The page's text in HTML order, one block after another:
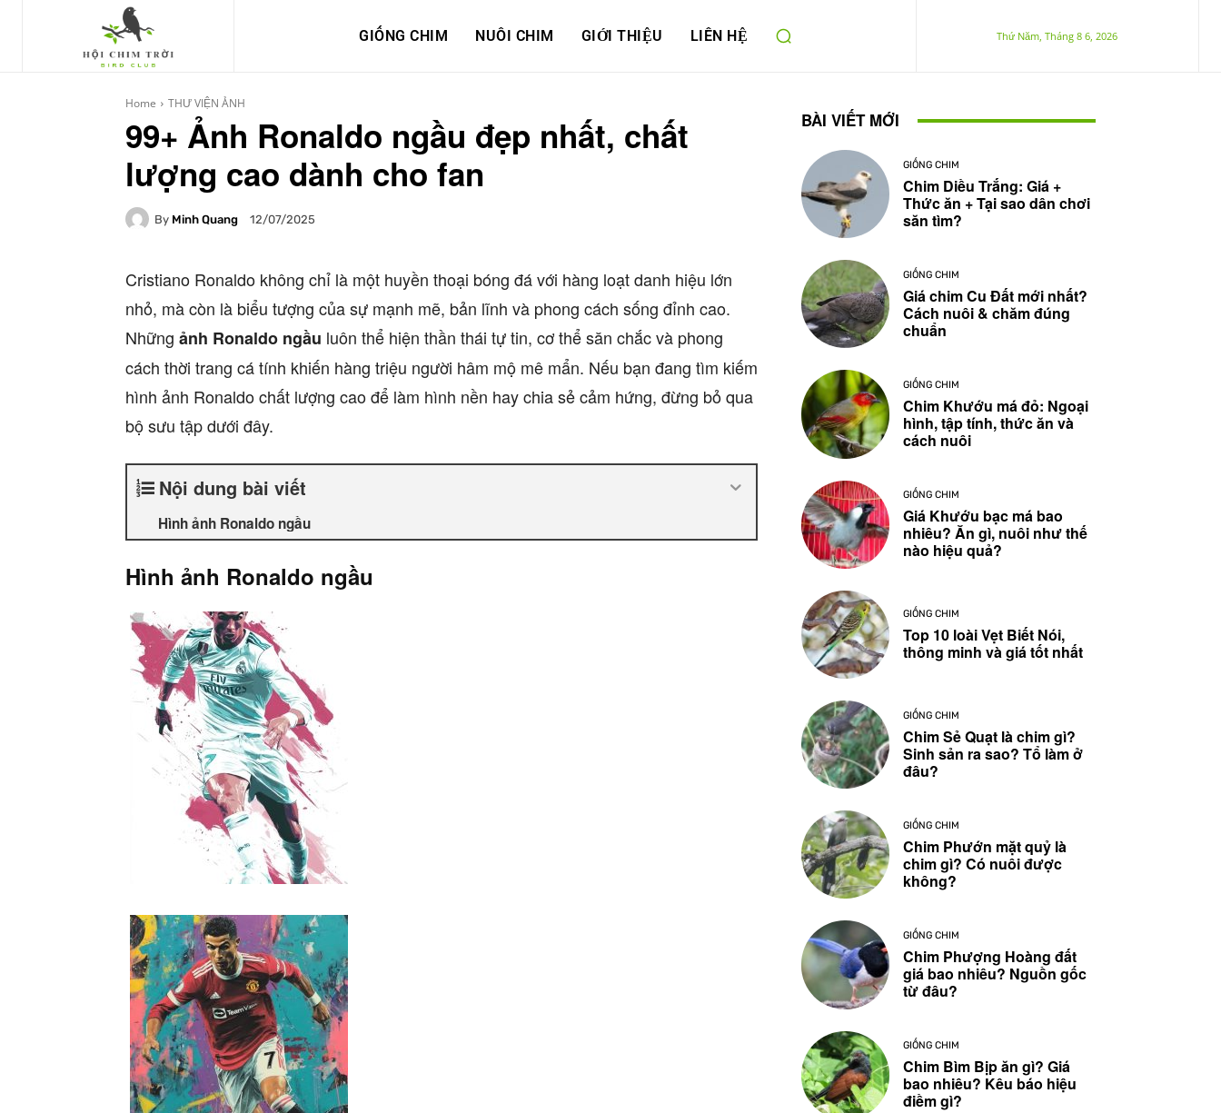
GIỐNG CHIM NUÔI CHIM GIỚI THIỆU LIÊN HỆ Thứ Năm, Tháng 8 6, 2026
Home THƯ VIỆN ẢNH
99+ Ảnh Ronaldo ngầu đẹp nhất, chất
lượng cao dành cho fan
By Minh Quang 12/07/2025
Cristiano Ronaldo không chỉ là một huyền thoại bóng đá với hàng loạt danh hiệu lớn
nhỏ, mà còn là biểu tượng của sự mạnh mẽ, bản lĩnh và phong cách sống đỉnh cao.
Những ảnh Ronaldo ngầu luôn thể hiện thần thái tự tin, cơ thể săn chắc và phong
cách thời trang cá tính khiến hàng triệu người hâm mộ mê mẩn. Nếu bạn đang tìm kiếm
hình ảnh Ronaldo chất lượng cao để làm hình nền hay chia sẻ cảm hứng, đừng bỏ qua
bộ sưu tập dưới đây.
Nội dung bài viết
Hình ảnh Ronaldo ngầu
Hình ảnh Ronaldo ngầu
BÀI VIẾT MỚI
GIỐNG CHIM
Chim Diều Trắng: Giá +
Thức ăn + Tại sao dân chơi
săn tìm?
GIỐNG CHIM
Giá chim Cu Đất mới nhất?
Cách nuôi & chăm đúng
chuẩn
GIỐNG CHIM
Chim Khướu má đỏ: Ngoại
hình, tập tính, thức ăn và
cách nuôi
GIỐNG CHIM
Giá Khướu bạc má bao
nhiêu? Ăn gì, nuôi như thế
nào hiệu quả?
GIỐNG CHIM
Top 10 loài Vẹt Biết Nói,
thông minh và giá tốt nhất
GIỐNG CHIM
Chim Sẻ Quạt là chim gì?
Sinh sản ra sao? Tổ làm ở
đâu?
GIỐNG CHIM
Chim Phướn mặt quỷ là
chim gì? Có nuôi được
không?
GIỐNG CHIM
Chim Phượng Hoàng đất
giá bao nhiêu? Nguồn gốc
từ đâu?
GIỐNG CHIM
Chim Bìm Bịp ăn gì? Giá
bao nhiêu? Kêu báo hiệu
điềm gì?